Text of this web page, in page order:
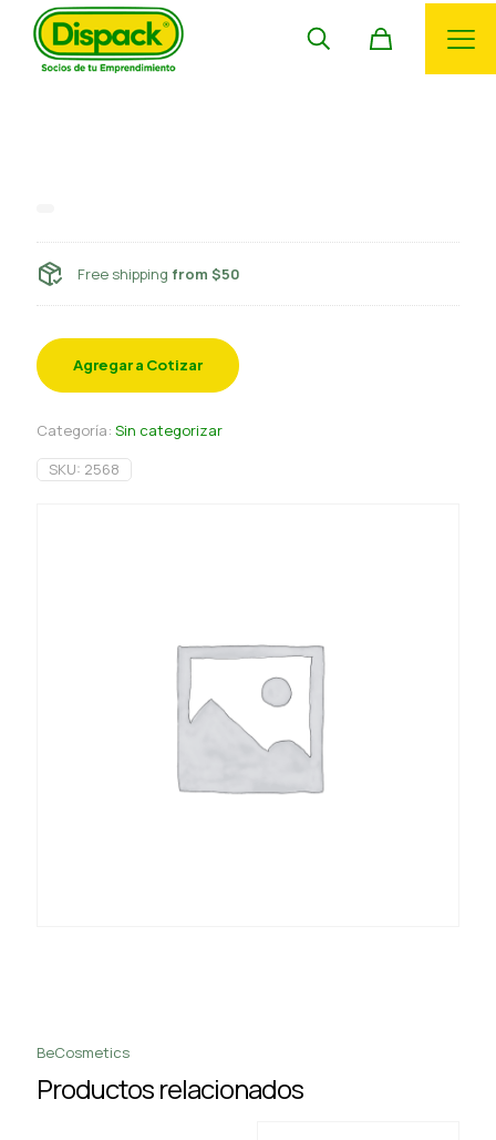
Free shipping from $50
Agregar a Cotizar
Categoría: Sin categorizar
SKU: 2568
BeCosmetics
Productos relacionados